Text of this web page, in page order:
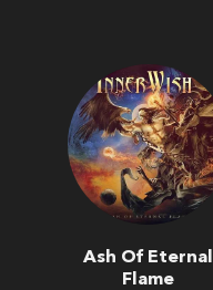
Ash Of Eternal
Flame